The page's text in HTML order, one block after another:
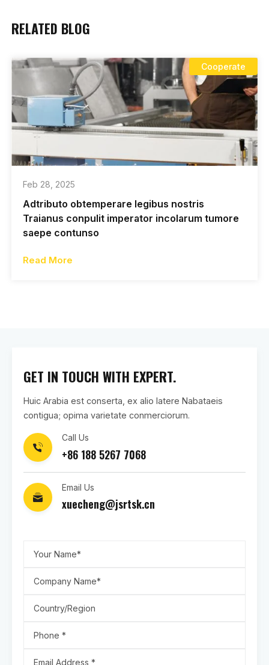
RELATED BLOG
Cooperate
Feb 28, 2025
Adtributo obtemperare legibus nostris
Traianus conpulit imperator incolarum tumore
saepe contunso
Read More
GET IN TOUCH WITH EXPERT.
Huic Arabia est conserta, ex alio latere Nabataeis
contigua; opima varietate conmerciorum.
Call Us
+86 188 5267 7068
Email Us
xuecheng@jsrtsk.cn